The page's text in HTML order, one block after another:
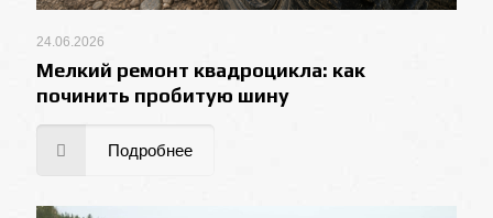
24.06.2026
Мелкий ремонт квадроцикла: как
починить пробитую шину
Подробнее